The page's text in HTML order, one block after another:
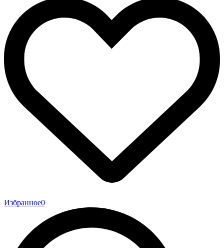
Избранное0